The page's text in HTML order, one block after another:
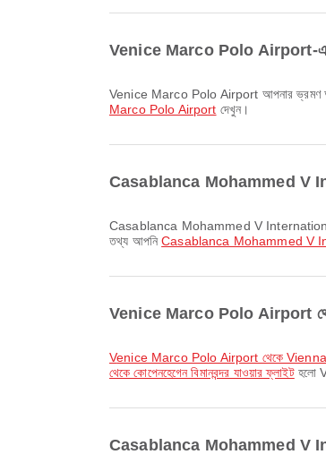
Venice Marco Polo Airport-এ কোন
Venice Marco Polo Airport আপনার ভ্রমণ
Marco Polo Airport দেখুন।
Casablanca Mohammed V
Casablanca Mohammed V International Airport আপনার ভ্রমণকে আরও আরামদায়ক করতে প্রার্থনা কক্ষ, বিমানবন্দর হোটেল, ডিউটি ফ্রি শপ এবং আরও অনেক সুবিধা প্রদান করে। সুবিধা ও টার্মিনাল লেআউটের বিস্তারিত
তথ্য আপনিCasablanca Mohammed V
Venice Marco Polo Airport থেকে
Venice Marco Polo Airport থেকে
থেকে কোপেনহেগেন বিমানবন্দর যাওয়ার ফ্লাইটহলো
Casablanca Mohammed V